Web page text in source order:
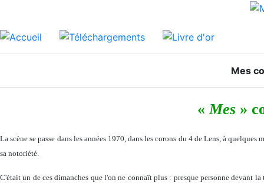
Mes
«Mes»
La scène se passe dans les années 1970, dans les corons du 4 de Lens, à
sa notoriété.
C'était un de ces dimanches que l'on ne connaît plus : presque personne devant